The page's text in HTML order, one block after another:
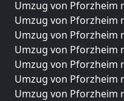
Umzug von Pforzheim
Umzug von Pforzheim
Umzug von Pforzheim
Umzug von Pforzheim
Umzug von Pforzheim
Umzug von Pforzheim
Umzug von Pforzheim